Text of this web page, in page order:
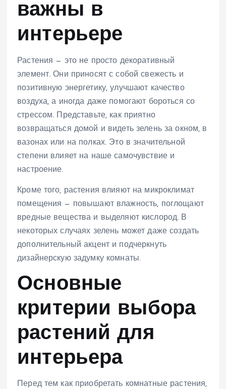
важны в
интерьере
Растения — это не просто декоративный
элемент. Они приносят с собой свежесть и
позитивную энергетику, улучшают качество
воздуха, а иногда даже помогают бороться со
стрессом. Представьте, как приятно
возвращаться домой и видеть зелень за окном, в
вазонах или на полках. Это в значительной
степени влияет на наше самочувствие и
настроение.
Кроме того, растения влияют на микроклимат
помещения — повышают влажность, поглощают
вредные вещества и выделяют кислород. В
некоторых случаях зелень может даже создать
дополнительный акцент и подчеркнуть
дизайнерскую задумку комнаты.
Основные
критерии выбора
растений для
интерьера
Перед тем как приобретать комнатные растения,